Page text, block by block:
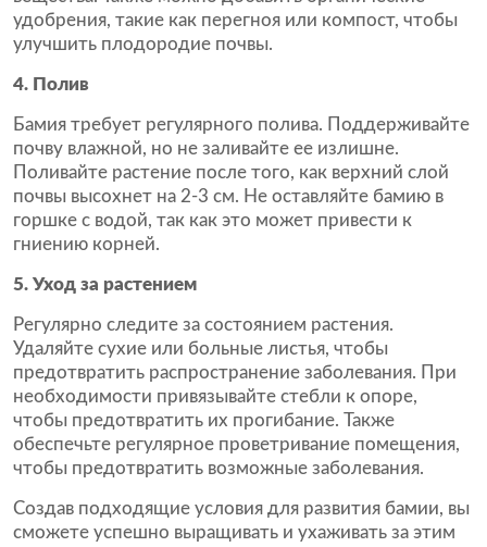
удобрения, такие как перегноя или компост, чтобы
улучшить плодородие почвы.
4. Полив
Бамия требует регулярного полива. Поддерживайте
почву влажной, но не заливайте ее излишне.
Поливайте растение после того, как верхний слой
почвы высохнет на 2-3 см. Не оставляйте бамию в
горшке с водой, так как это может привести к
гниению корней.
5. Уход за растением
Регулярно следите за состоянием растения.
Удаляйте сухие или больные листья, чтобы
предотвратить распространение заболевания. При
необходимости привязывайте стебли к опоре,
чтобы предотвратить их прогибание. Также
обеспечьте регулярное проветривание помещения,
чтобы предотвратить возможные заболевания.
Создав подходящие условия для развития бамии, вы
сможете успешно выращивать и ухаживать за этим